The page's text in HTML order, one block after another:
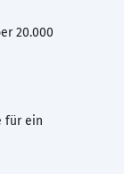
20.000
für ein